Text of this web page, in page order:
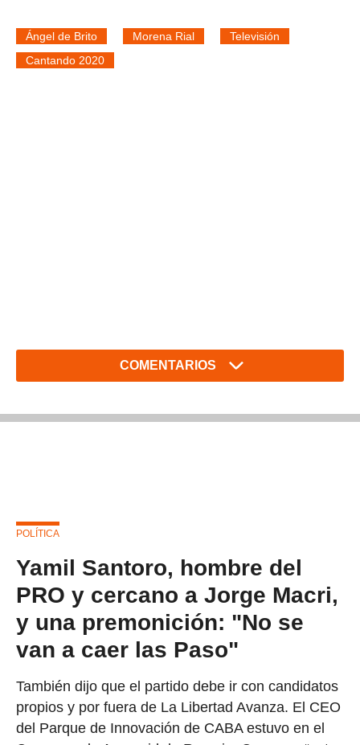
Ángel de Brito Morena Rial
Televisión
Cantando 2020
COMENTARIOS